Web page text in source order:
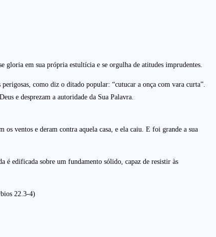
gloria em sua própria estultícia e se orgulha de atitudes imprudentes.
como diz o ditado popular: “cutucar a onça com vara curta”.
e desprezam a autoridade da Sua Palavra.
os ventos e deram contra aquela casa, e ela caiu. E foi grande a sua
é edificada sobre um fundamento sólido, capaz de resistir às
22.3-4)